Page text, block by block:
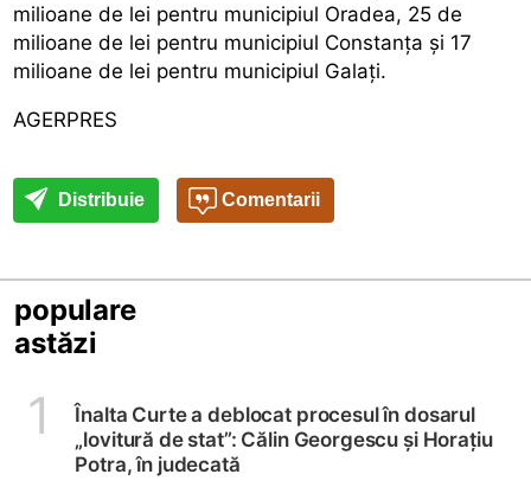
milioane de lei pentru municipiul Oradea, 25 de
milioane de lei pentru municipiul Constanța și 17
milioane de lei pentru municipiul Galați.
AGERPRES
Distribuie Comentarii
populare
astăzi
1
Înalta Curte a deblocat procesul în dosarul
„lovitură de stat”: Călin Georgescu și Horațiu
Potra, în judecată